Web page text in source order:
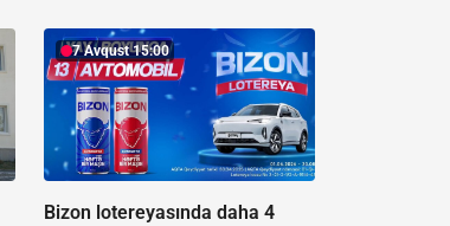
7 Avqust 15:00
Bizon lotereyasında daha 4